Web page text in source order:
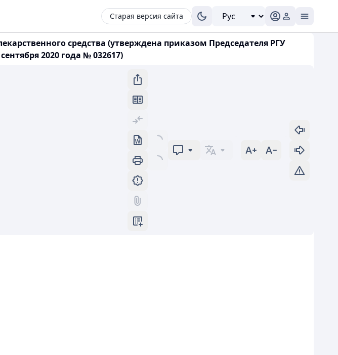
Старая версия сайта
средства (утверждена приказом Председателя РГУ
2020 года № 032617)